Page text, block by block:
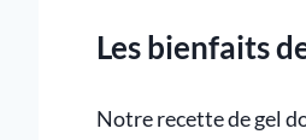
Les bienfaits
Notre recette de gel